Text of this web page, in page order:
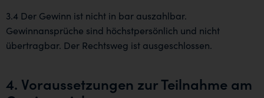
3.4 Der Gewinn ist nicht in bar auszahlbar.
Gewinnansprüche sind höchstpersönlich und nicht
übertragbar. Der Rechtsweg ist ausgeschlossen.
4. Voraussetzungen zur Teilnahme am